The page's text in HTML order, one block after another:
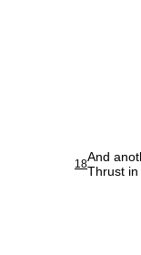
18And
Thrust